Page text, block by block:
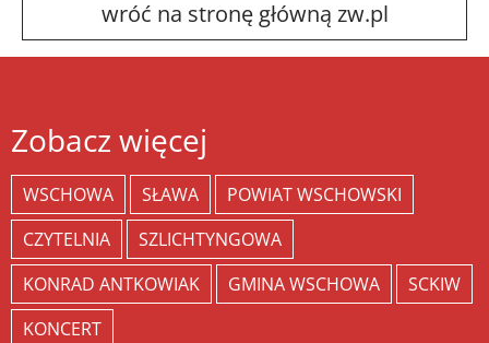
wróć na stronę główną zw.pl
Zobacz więcej
WSCHOWA SŁAWA
POWIAT WSCHOWSKI
CZYTELNIA
SZLICHTYNGOWA
KONRAD ANTKOWIAK
GMINA WSCHOWA
SCKIW
KONCERT